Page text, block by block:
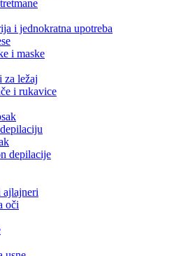
i jednokratna upotreba
i maske
za ležaj
i rukavice
depilacije
ajlajneri
oči